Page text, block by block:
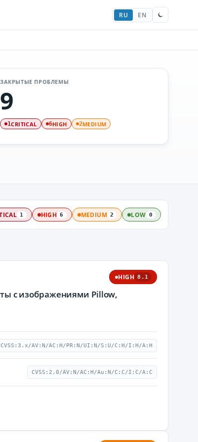
RU EN
ЗАКРЫТЫЕ ПРОБЛЕМЫ
9
1CRITICAL 6HIGH 2MEDIUM
1 HIGH 6 MEDIUM 2 LOW 0
HIGH 8.1
с изображениями Pillow,
CVSS:3.x/AV:N/AC:H/PR:N/UI:N/S:U/C:H/I:H/A:H
CVSS:2.0/AV:N/AC:H/Au:N/C:C/I:C/A:C